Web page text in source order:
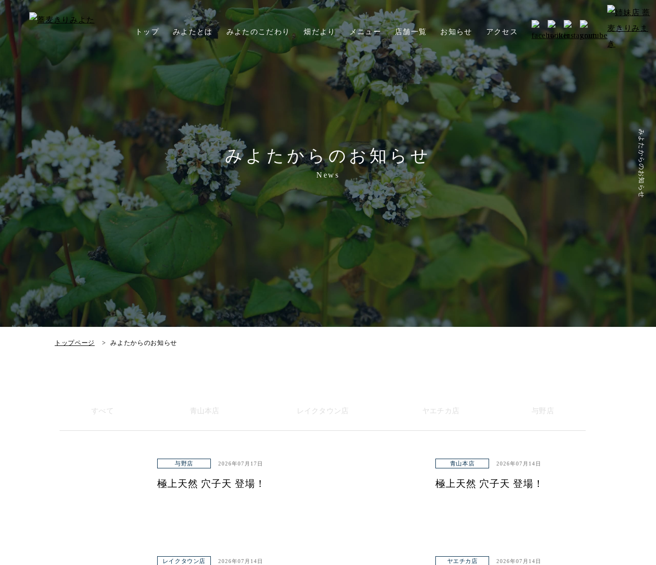
トップ みよたとは みよたのこだわり 畑だより メニュー 店舗一覧 お知らせ アクセス
みよたからのお知らせ
みよたからのお知らせ
News
トップページ みよたからのお知らせ
すべて 青山本店 レイク タウン店 ヤエチカ店 与野店
与野店 2026年07月17日
極上天然 穴子天 登場！
青山本店 2026年07月14日
極上天然 穴子天 登場！
レイクタウン店 2026年07月14日 ヤエチカ店 2026年07月14日